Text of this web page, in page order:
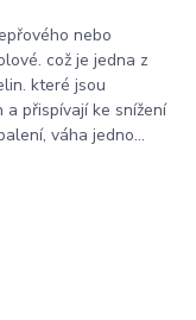
nebo
což je jedna z
které jsou
přispívají ke snížení
váha jedno...